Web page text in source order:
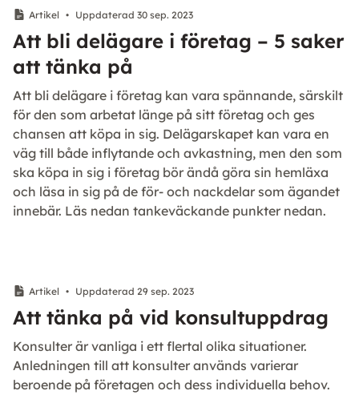
Artikel • Uppdaterad 30 sep. 2023
Att bli delägare i företag – 5 saker
att tänka på
Att bli delägare i företag kan vara spännande, särskilt
för den som arbetat länge på sitt företag och ges
chansen att köpa in sig. Delägarskapet kan vara en
väg till både inflytande och avkastning, men den som
ska köpa in sig i företag bör ändå göra sin hemläxa
och läsa in sig på de för- och nackdelar som ägandet
innebär. Läs nedan tankeväckande punkter nedan.
Artikel • Uppdaterad 29 sep. 2023
Att tänka på vid konsultuppdrag
Konsulter är vanliga i ett flertal olika situationer.
Anledningen till att konsulter används varierar
beroende på företagen och dess individuella behov.